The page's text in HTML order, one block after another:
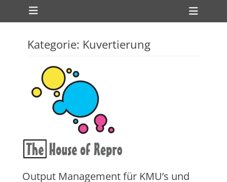
zum
Inhalt
Primärmenü
Kategorie: Kuvertierung
Output Management für KMU’s und